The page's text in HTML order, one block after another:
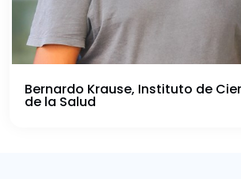
Bernardo Krause, Instituto de
de la Salud